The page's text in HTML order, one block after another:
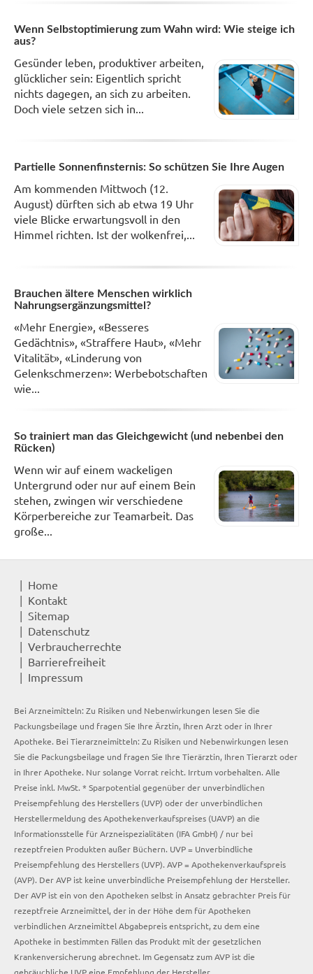
Wenn Selbstoptimierung zum Wahn wird: Wie steige ich
aus?
Gesünder leben, produktiver arbeiten,
glücklicher sein: Eigentlich spricht
nichts dagegen, an sich zu arbeiten.
Doch viele setzen sich in...
Partielle Sonnenfinsternis: So schützen Sie Ihre Augen
Am kommenden Mittwoch (12.
August) dürften sich ab etwa 19 Uhr
viele Blicke erwartungsvoll in den
Himmel richten. Ist der wolkenfrei,...
Brauchen ältere Menschen wirklich
Nahrungsergänzungsmittel?
«Mehr Energie», «Besseres
Gedächtnis», «Straffere Haut», «Mehr
Vitalität», «Linderung von
Gelenkschmerzen»: Werbebotschaften
wie...
So trainiert man das Gleichgewicht (und nebenbei den
Rücken)
Wenn wir auf einem wackeligen
Untergrund oder nur auf einem Bein
stehen, zwingen wir verschiedene
Körperbereiche zur Teamarbeit. Das
große...
Home
Kontakt
Sitemap
Datenschutz
Verbraucherrechte
Barrierefreiheit
Impressum
Bei Arzneimitteln: Zu Risiken und Nebenwirkungen lesen Sie die
Packungsbeilage und fragen Sie Ihre Ärztin, Ihren Arzt oder in Ihrer
Apotheke. Bei Tierarzneimitteln: Zu Risiken und Nebenwirkungen lesen
Sie die Packungsbeilage und fragen Sie Ihre Tierärztin, Ihren Tierarzt oder
in Ihrer Apotheke. Nur solange Vorrat reicht. Irrtum vorbehalten. Alle
Preise inkl. MwSt. * Sparpotential gegenüber der unverbindlichen
Preisempfehlung des Herstellers (UVP) oder der unverbindlichen
Herstellermeldung des Apothekenverkaufspreises (UAVP) an die
Informationsstelle für Arzneispezialitäten (IFA GmbH) / nur bei
rezeptfreien Produkten außer Büchern. UVP = Unverbindliche
Preisempfehlung des Herstellers (UVP). AVP = Apothekenverkaufspreis
(AVP). Der AVP ist keine unverbindliche Preisempfehlung der Hersteller.
Der AVP ist ein von den Apotheken selbst in Ansatz gebrachter Preis für
rezeptfreie Arzneimittel, der in der Höhe dem für Apotheken
verbindlichen Arzneimittel Abgabepreis entspricht, zu dem eine
Apotheke in bestimmten Fällen das Produkt mit der gesetzlichen
Krankenversicherung abrechnet. Im Gegensatz zum AVP ist die